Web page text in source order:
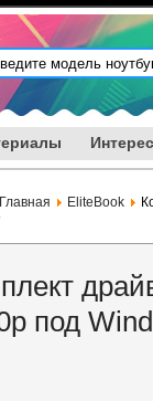
Главная EliteBook
под